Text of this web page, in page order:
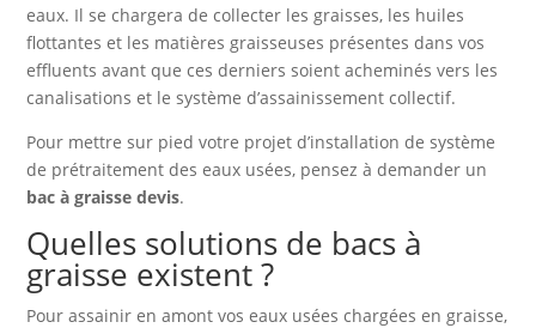
eaux. Il se chargera de collecter les graisses, les huiles
flottantes et les matières graisseuses présentes dans vos
effluents avant que ces derniers soient acheminés vers les
canalisations et le système d’assainissement collectif.
Pour mettre sur pied votre projet d’installation de système
de prétraitement des eaux usées, pensez à demander un
bac à graisse devis.
Quelles solutions de bacs à
graisse existent ?
Pour assainir en amont vos eaux usées chargées en graisse,